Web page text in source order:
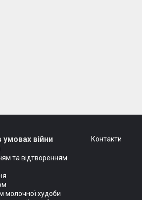
війни
та відтворенням
молочної худоби
Контакти